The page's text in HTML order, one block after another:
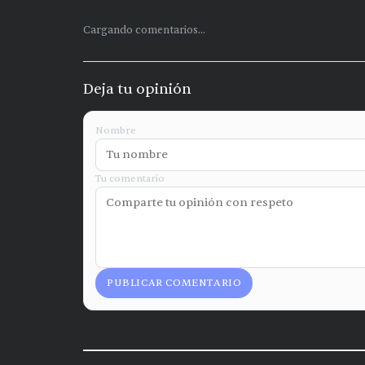
Cargando comentarios...
Deja tu opinión
Nombre
Tu comentario
PUBLICAR COMENTARIO